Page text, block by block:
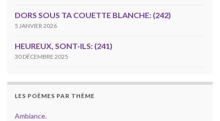
DORS SOUS TA COUETTE BLANCHE: (242)
5 JANVIER 2026
HEUREUX, SONT-ILS: (241)
30 DÉCEMBRE 2025
LES POÈMES PAR THÈME
Ambiance.